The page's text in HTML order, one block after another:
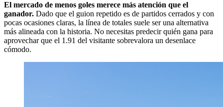
El mercado de menos goles merece más atención que el
ganador. Dado que el guion repetido es de partidos cerrados y con
pocas ocasiones claras, la línea de totales suele ser una alternativa
más alineada con la historia. No necesitas predecir quién gana para
aprovechar que el 1.91 del visitante sobrevalora un desenlace
cómodo.